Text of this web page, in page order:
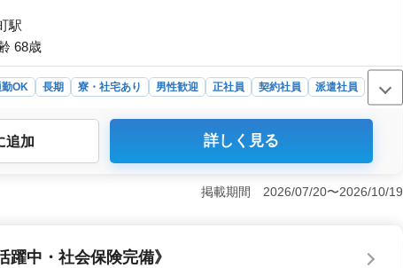
駅
68歳
OK 長期 寮・社宅あり 男性歓迎 正社員 契約社員
派遣社員
島県郡山市での土木工事施工管理の求人です。中高年の方にも
できなくても歓迎しています。 ＜安心の福利厚生＞ 年収は
GW、年末年始、お盆休みもしっかり取得できます。お気軽にご
追加 詳しく見る
掲載期間 2026/07/20〜2026/10/19
中・社会保険完備》